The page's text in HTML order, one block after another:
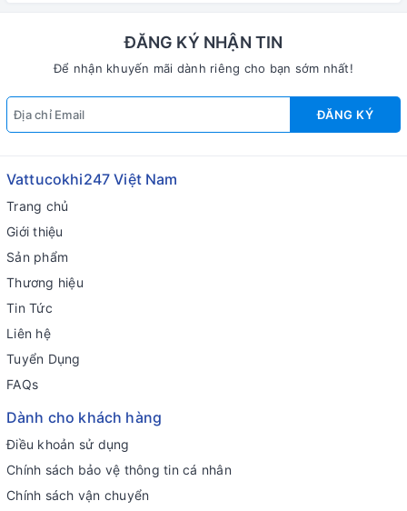
ĐĂNG KÝ NHẬN TIN
Để nhận khuyến mãi dành riêng cho bạn sớm nhất!
ĐĂNG KÝ
Vattucokhi247 Việt Nam
Trang chủ
Giới thiệu
Sản phẩm
Thương hiệu
Tin Tức
Liên hệ
Tuyển Dụng
FAQs
Dành cho khách hàng
Điều khoản sử dụng
Chính sách bảo vệ thông tin cá nhân
Chính sách vận chuyển